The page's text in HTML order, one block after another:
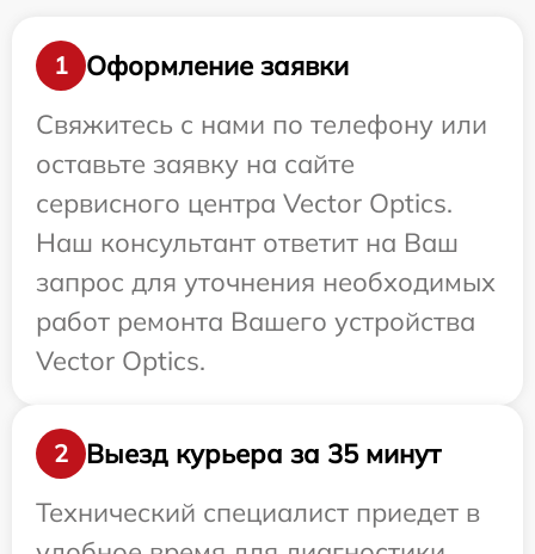
1
Оформление заявки
Свяжитесь с нами по телефону или
оставьте заявку на сайте
сервисного центра Vector Optics.
Наш консультант ответит на Ваш
запрос для уточнения необходимых
работ ремонта Вашего устройства
Vector Optics.
2
Выезд курьера за 35 минут
Технический специалист приедет в